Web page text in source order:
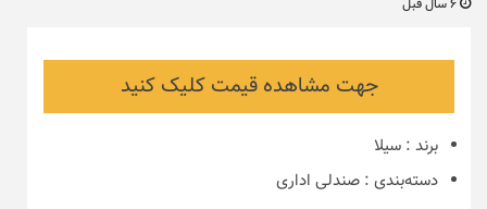
جهت مشاهده قیمت کلیک کنید
برند : سیلا
دسته‌بندی : صندلی اداری